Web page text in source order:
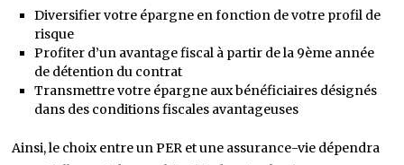
Diversifier votre épargne en fonction de votre profil de
risque
Profiter d’un avantage fiscal à partir de la 9ème année
de détention du contrat
Transmettre votre épargne aux bénéficiaires désignés
dans des conditions fiscales avantageuses
Ainsi, le choix entre un PER et une assurance-vie dépendra